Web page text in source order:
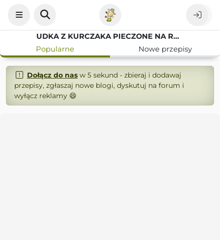
UDKA Z KURCZAKA PIECZONE NA RYŻU
Popularne
Nowe przepisy
Dołącz do nasw 5 sekund - zbieraj i dodawaj
przepisy, zgłaszaj nowe blogi, dyskutuj na forum i
wyłącz reklamy 😄